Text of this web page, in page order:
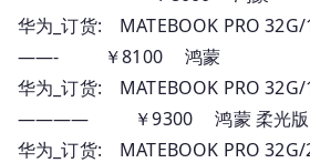
华为_订货: MATEBOOK PRO
——- ￥8100 鸿蒙
华为_订货: MATEBOOK PRO
———— ￥9300 鸿蒙 柔光版
华为_订货: MATEBOOK PRO